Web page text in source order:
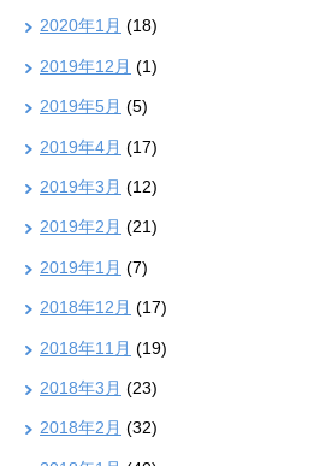
2020年1月 (18)
2019年12月 (1)
2019年5月 (5)
2019年4月 (17)
2019年3月 (12)
2019年2月 (21)
2019年1月 (7)
2018年12月 (17)
2018年11月 (19)
2018年3月 (23)
2018年2月 (32)